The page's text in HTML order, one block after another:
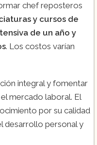
chef reposteros
y cursos de
de un año y
. Los costos varían
integral y fomentar
mercado laboral. El
por su calidad
desarrollo personal y